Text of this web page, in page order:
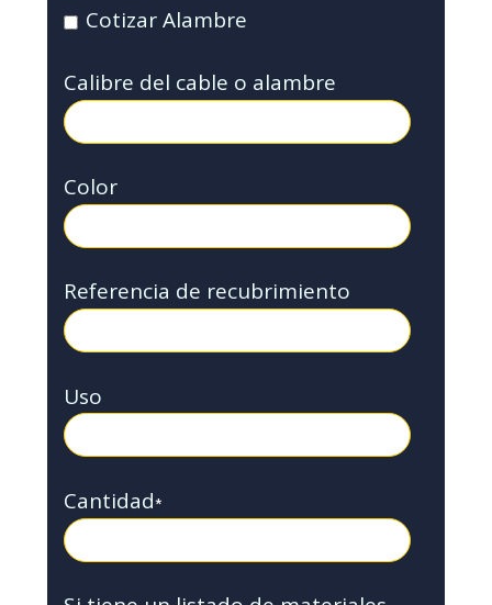
Cotizar Alambre
Calibre del cable o alambre
Color
Referencia de recubrimiento
Uso
Cantidad*